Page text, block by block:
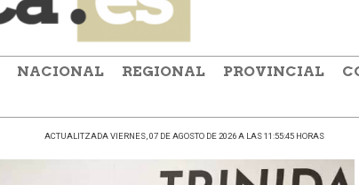
NACIONAL REGIONAL PROVINCIAL
ACTUALITZADA VIERNES, 07 DE AGOSTO DE 2026 A LAS 11:55:45 HORAS